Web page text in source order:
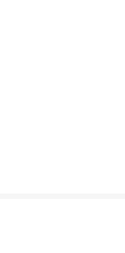
ะคุณยังสามารถรับคูป